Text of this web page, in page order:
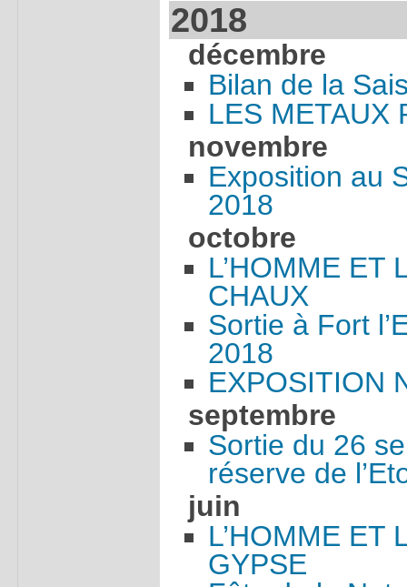
2018
décembre
Bilan de la
LES METAUX
novembre
Exposition au
2018
octobre
L’HOMME ET
CHAUX
Sortie à Fort
2018
EXPOSITION
septembre
Sortie du 26
réserve de
juin
L’HOMME ET
GYPSE